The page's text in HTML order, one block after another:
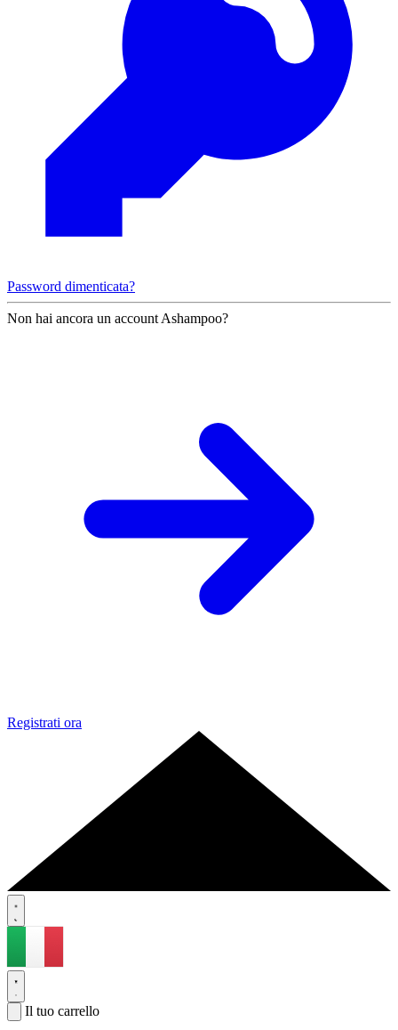
Password dimenticata?
Non hai ancora un account Ashampoo?
Registrati ora
Il tuo carrello